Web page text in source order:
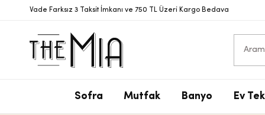
Vade Farksız 3 Taksit İmkanı ve 750 TL Üzeri Kargo Bedava
Sofra Mutfak Banyo Ev